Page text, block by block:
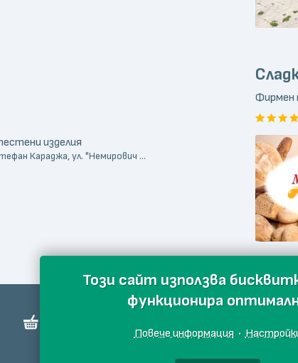
изделия
Караджа, ул. "Немирович ...
Фирмен
Този сайт използва
функционира
Повече информация ·